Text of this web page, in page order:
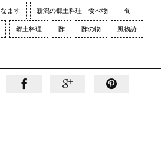
なます 新潟の郷土料理 食べ物 旬
郷土料理 酢 酢の物 風物詩